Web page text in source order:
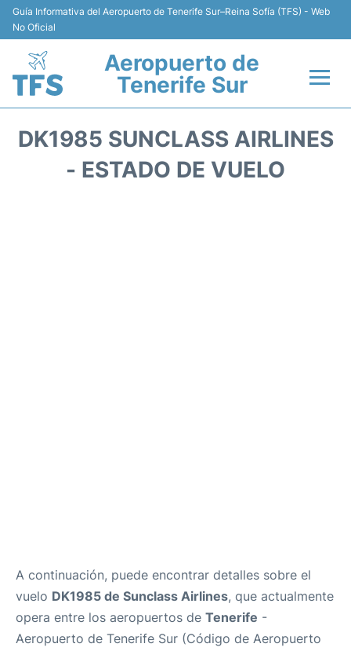
Guía Informativa del Aeropuerto de Tenerife Sur–Reina Sofía (TFS) - Web
No Oficial
Aeropuerto de
Tenerife Sur
DK1985 SUNCLASS AIRLINES
- ESTADO DE VUELO
A continuación, puede encontrar detalles sobre el
vuelo DK1985 de Sunclass Airlines, que actualmente
opera entre los aeropuertos de Tenerife -
Aeropuerto de Tenerife Sur (Código de Aeropuerto